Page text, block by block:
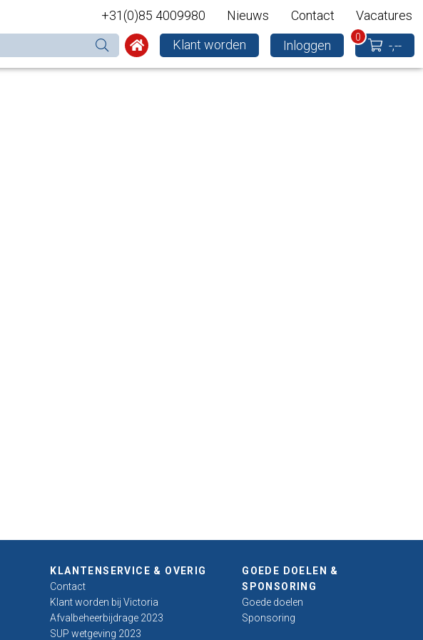
+31(0)85 4009980 Nieuws Contact
Vacatures
Klant worden Inloggen -,--
0
KLANTENSERVICE & OVERIG
Contact
Klant worden bij Victoria
Afvalbeheerbijdrage 2023
SUP wetgeving 2023
GOEDE DOELEN &
SPONSORING
Goede doelen
Sponsoring